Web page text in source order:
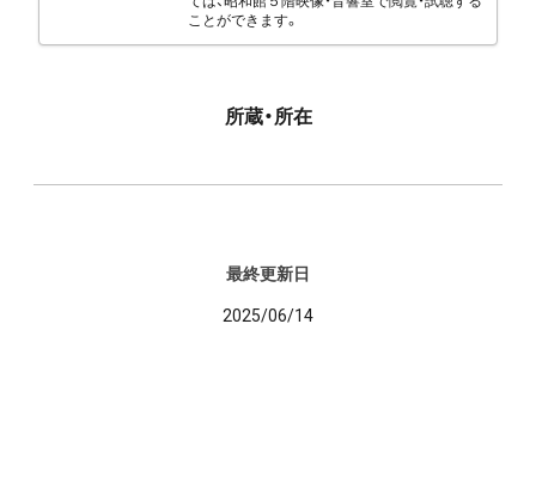
ことができます。
所蔵・所在
最終更新日
2025/06/14